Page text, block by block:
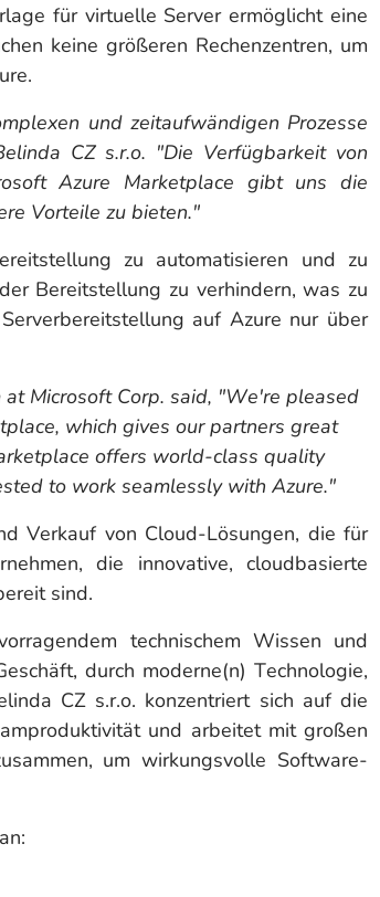
für virtuelle Server ermöglicht eine
keine größeren Rechenzentren, um
und zeitaufwändigen Prozesse
CZ s.r.o. "Die Verfügbarkeit von
Azure Marketplace gibt uns die
Vorteile zu bieten."
zu automatisieren und zu
Bereitstellung zu verhindern, was zu
auf Azure nur über
Microsoft Corp. said, "We're pleased
which gives our partners great
offers world-class quality
to work seamlessly with Azure."
Verkauf von Cloud-Lösungen, die für
die innovative, cloudbasierte
sind.
technischem Wissen und
durch moderne(n) Technologie,
CZ s.r.o. konzentriert sich auf die
und arbeitet mit großen
um wirkungsvolle Software-